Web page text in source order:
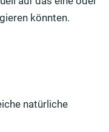
könnten.
natürliche